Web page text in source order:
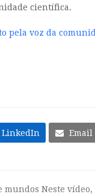
científica.
pela voz da
LinkedIn Email
Neste vídeo,